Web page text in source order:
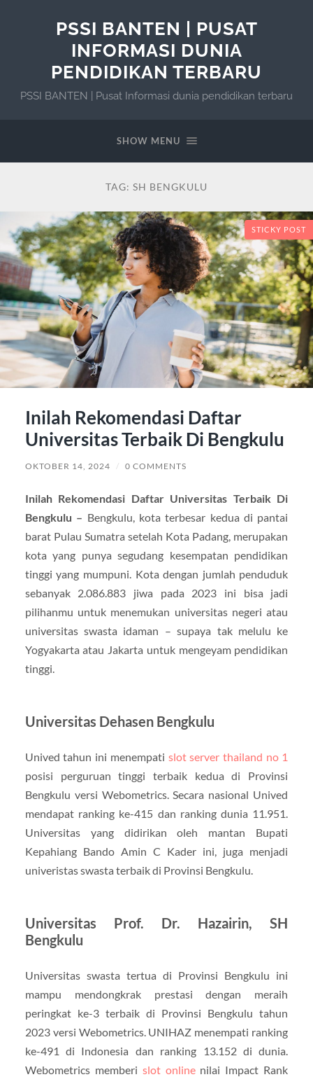
PSSI BANTEN | PUSAT
INFORMASI DUNIA
PENDIDIKAN TERBARU
PSSI BANTEN | Pusat Informasi dunia pendidikan terbaru
SHOW MENU
TAG: SH BENGKULU
STICKY POST
Inilah Rekomendasi Daftar
Universitas Terbaik Di Bengkulu
OKTOBER 14, 2024 / 0 COMMENTS
Inilah Rekomendasi Daftar Universitas Terbaik Di
Bengkulu – Bengkulu, kota terbesar kedua di pantai
barat Pulau Sumatra setelah Kota Padang, merupakan
kota yang punya segudang kesempatan pendidikan
tinggi yang mumpuni. Kota dengan jumlah penduduk
sebanyak 2.086.883 jiwa pada 2023 ini bisa jadi
pilihanmu untuk menemukan universitas negeri atau
universitas swasta idaman – supaya tak melulu ke
Yogyakarta atau Jakarta untuk mengeyam pendidikan
tinggi.
Universitas Dehasen Bengkulu
Unived tahun ini menempati slot server thailand no 1
posisi perguruan tinggi terbaik kedua di Provinsi
Bengkulu versi Webometrics. Secara nasional Unived
mendapat ranking ke-415 dan ranking dunia 11.951.
Universitas yang didirikan oleh mantan Bupati
Kepahiang Bando Amin C Kader ini, juga menjadi
univeristas swasta terbaik di Provinsi Bengkulu.
Universitas Prof. Dr. Hazairin, SH
Bengkulu
Universitas swasta tertua di Provinsi Bengkulu ini
mampu mendongkrak prestasi dengan meraih
peringkat ke-3 terbaik di Provinsi Bengkulu tahun
2023 versi Webometrics. UNIHAZ menempati ranking
ke-491 di Indonesia dan ranking 13.152 di dunia.
Webometrics memberi slot onlinenilai Impact Rank